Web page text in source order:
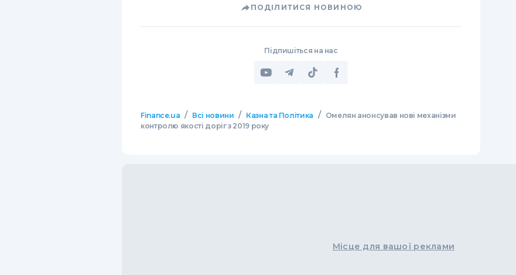
ПОДІЛИТИСЯ НОВИНОЮ
Підпишіться на нас
Finance.ua / Всі новини / Казна та Політика /
Омелян анонсував нові механізми
контролю якості доріг з 2019 року
Місце для вашої реклами